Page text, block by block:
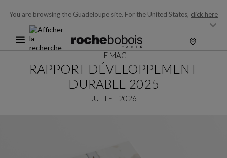
You are browsing the Guadeloupe site. For the United States, click here
LE MAG
RAPPORT DÉVELOPPEMENT
DURABLE 2025
JUILLET 2026